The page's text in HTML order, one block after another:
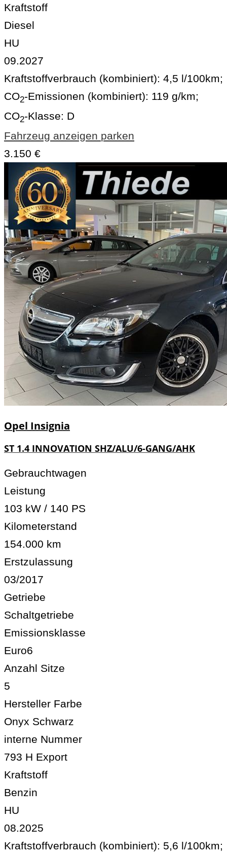
Kraftstoff
Diesel
HU
09.2027
Kraftstoffverbrauch (kombiniert): 4,5 l/100km;
CO2-Emissionen (kombiniert): 119 g/km;
CO2-Klasse: D
Fahrzeug anzeigen parken
3.150 €
Opel Insignia
ST 1.4 INNOVATION SHZ/ALU/6-GANG/AHK
Gebrauchtwagen
Leistung
103 kW / 140 PS
Kilometerstand
154.000 km
Erstzulassung
03/2017
Getriebe
Schaltgetriebe
Emissionsklasse
Euro6
Anzahl Sitze
5
Hersteller Farbe
Onyx Schwarz
interne Nummer
793 H Export
Kraftstoff
Benzin
HU
08.2025
Kraftstoffverbrauch (kombiniert): 5,6 l/100km;